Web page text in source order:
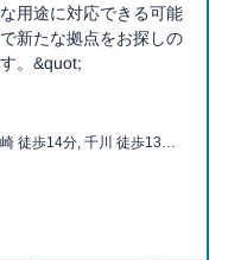
用途に対応できる可能
新たな拠点をお探しの
。&quot;
徒歩14分, 千川 徒歩13分,